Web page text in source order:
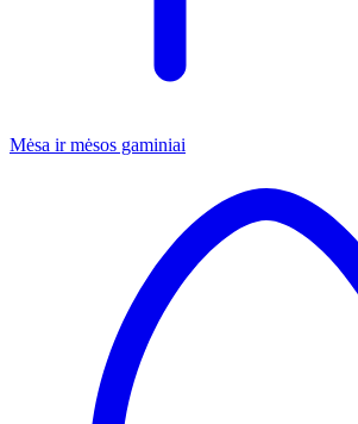
Mėsa ir mėsos gaminiai